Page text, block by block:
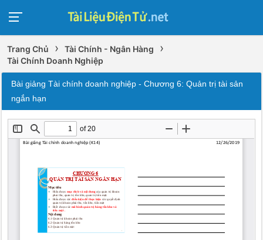
Trang Chủ › Tài Chính - Ngân Hàng ›
Tài Chính Doanh Nghiệp
Bài giảng Tài chính doanh nghiệp - Chương 6: Quản trị tài sản
ngắn hạn